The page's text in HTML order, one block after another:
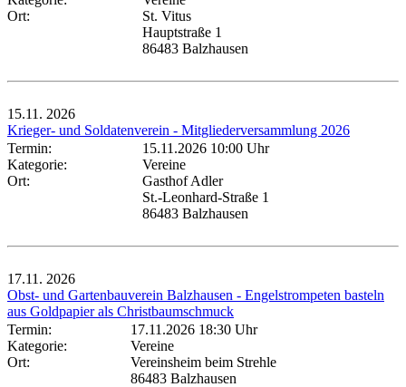
Ort:
St. Vitus
Hauptstraße 1
86483 Balzhausen
15.11. 2026
Krieger- und Soldatenverein - Mitgliederversammlung 2026
Termin:
15.11.2026 10:00 Uhr
Kategorie:
Vereine
Ort:
Gasthof Adler
St.-Leonhard-Straße 1
86483 Balzhausen
17.11. 2026
Obst- und Gartenbauverein Balzhausen - Engelstrompeten basteln
aus Goldpapier als Christbaumschmuck
Termin:
17.11.2026 18:30 Uhr
Kategorie:
Vereine
Ort:
Vereinsheim beim Strehle
86483 Balzhausen